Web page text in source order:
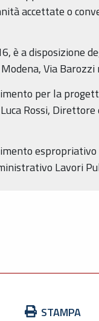
accettate o
è a disposizione
Via Barozzi
per la
Rossi, Direttore
Lavori
STAMPA